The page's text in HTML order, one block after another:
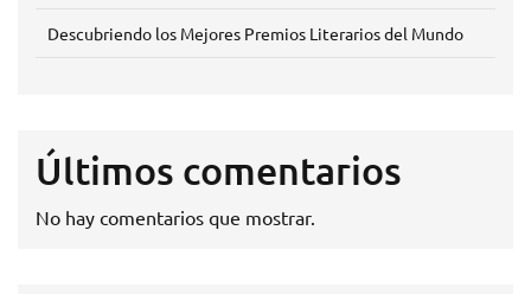
Descubriendo los Mejores Premios Literarios del Mundo
Últimos comentarios
No hay comentarios que mostrar.